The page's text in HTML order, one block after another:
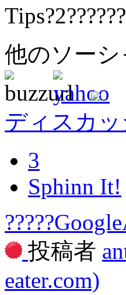
他のソー
ディスカ
3
Sphinn It!
投稿者
eater.com)